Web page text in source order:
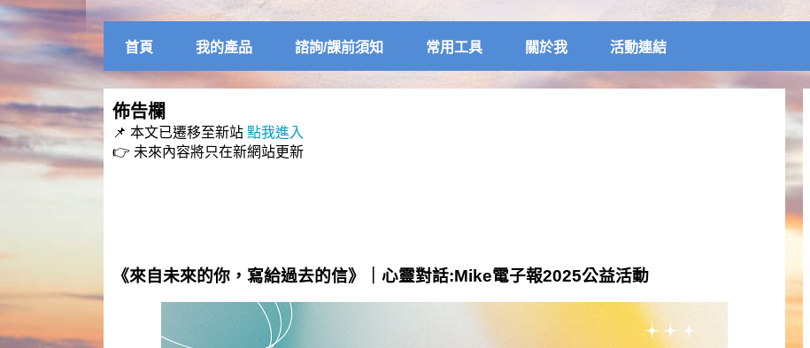
首頁 我的產品 諮詢/課前須知 常用工具 關於我 活動連結
佈告欄
📌 本文已遷移至新站 點我進入
👉 未來內容將只在新網站更新
《來自未來的你，寫給過去的信》｜心靈對話:Mike電子報2025公益活動